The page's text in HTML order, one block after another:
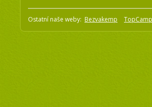
Ostatní naše weby: Bezvakemp